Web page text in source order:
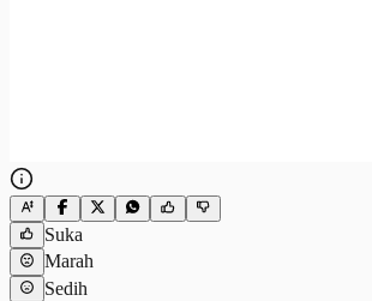
Suka
Marah
Sedih